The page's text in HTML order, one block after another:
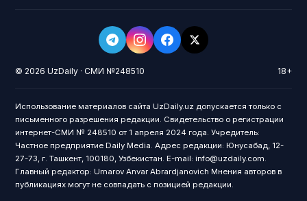
© 2026 UzDaily · СМИ №248510 18+
Использование материалов сайта UzDaily.uz допускается только с
письменного разрешения редакции. Свидетельство о регистрации
интернет-СМИ № 248510 от 1 апреля 2024 года. Учредитель:
Частное предприятие Daily Media. Адрес редакции: Юнусабад, 12-
27-73, г. Ташкент, 100180, Узбекистан. E-mail: info@uzdaily.com.
Главный редактор: Umarov Anvar Abrardjanovich Мнения авторов в
публикациях могут не совпадать с позицией редакции.